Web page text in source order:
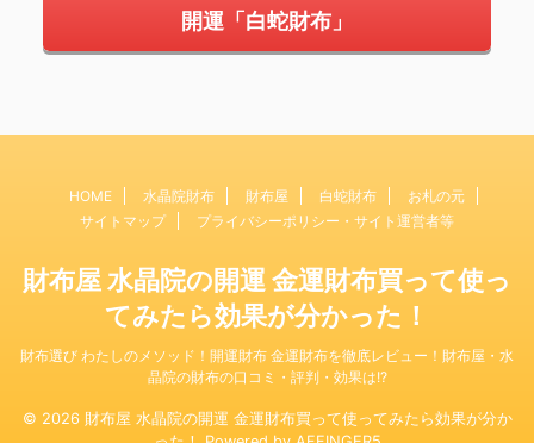
開運「白蛇財布」
HOME 水晶院財布 財布屋 白蛇財布
お札の元
サイトマップ
プライバシーポリシー・サイト運営者等
財布屋 水晶院の開運 金運財布買って使っ
てみたら効果が分かった！
財布選び わたしのメソッド！開運財布 金運財布を徹底レビュー！財布屋・水
晶院の財布の口コミ・評判・効果は!?
© 2026 財布屋 水晶院の開運 金運財布買って使ってみたら効果が分か